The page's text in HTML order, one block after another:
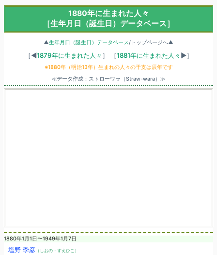
1880年に生まれた人々
［生年月日（誕生日）データベース］
▲生年月日（誕生日）データベース/トップページへ▲
［◀1879年に生まれた人々 ］ ［1881年に生まれた人々 ▶］
※1880年（明治13年）生まれの人々の干支は辰年です
≪データ作成：ストローワラ（Straw-wara）≫
1880年1月1日〜1949年1月7日
塩野 季彦（しおの・すえひこ）